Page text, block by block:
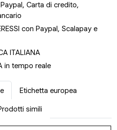
Carta di credito,
con Paypal, Scalapay e
ITALIANA
in tempo reale
Etichetta europea
simili